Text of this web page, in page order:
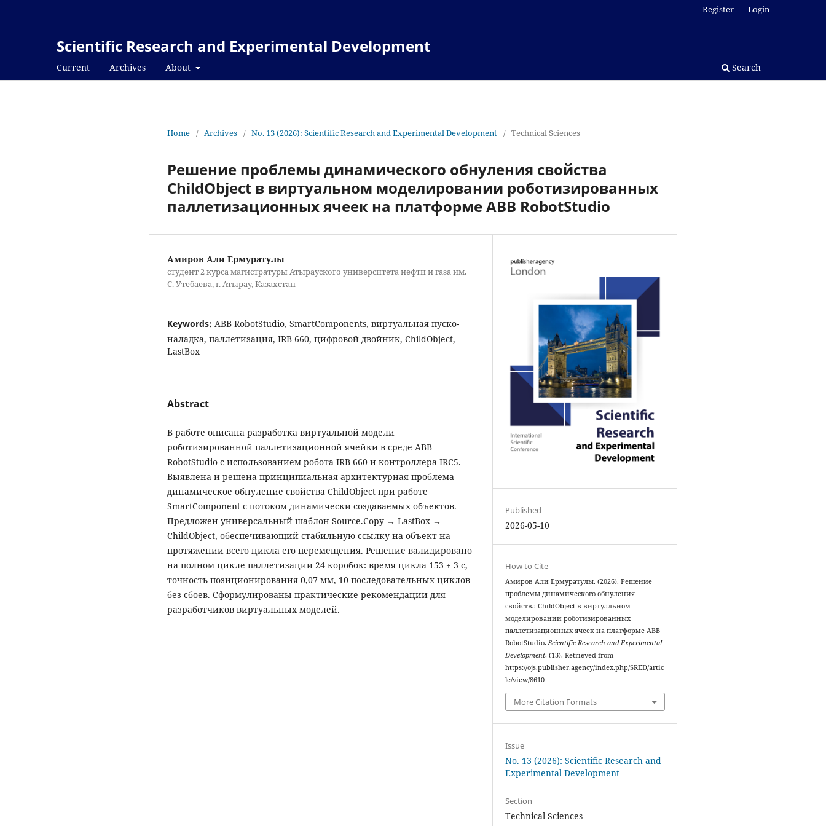
Scientific Research and Experimental Development
Current Archives About Search
Register Login
Home / Archives / No. 13 (2026): Scientific Research and Experimental Development / Technical Sciences
Решение проблемы динамического обнуления свойства
ChildObject в виртуальном моделировании роботизированных
паллетизационных ячеек на платформе ABB RobotStudio
Амиров Али Ермуратулы
студент 2 курса магистратуры Атырауского университета нефти и газа им.
С. Утебаева, г. Атырау, Казахстан
Keywords: ABB RobotStudio, SmartComponents, виртуальная пуско-
наладка, паллетизация, IRB 660, цифровой двойник, ChildObject,
LastBox
Abstract
В работе описана разработка виртуальной модели
роботизированной паллетизационной ячейки в среде ABB
RobotStudio с использованием робота IRB 660 и контроллера IRC5.
Выявлена и решена принципиальная архитектурная проблема —
динамическое обнуление свойства ChildObject при работе
SmartComponent с потоком динамически создаваемых объектов.
Предложен универсальный шаблон Source.Copy → LastBox →
ChildObject, обеспечивающий стабильную ссылку на объект на
протяжении всего цикла его перемещения. Решение валидировано
на полном цикле паллетизации 24 коробок: время цикла 153 ± 3 с,
точность позиционирования 0,07 мм, 10 последовательных циклов
без сбоев. Сформулированы практические рекомендации для
разработчиков виртуальных моделей.
Published
2026-05-10
How to Cite
Амиров Али Ермуратулы. (2026). Решение
проблемы динамического обнуления
свойства ChildObject в виртуальном
моделировании роботизированных
паллетизационных ячеек на платформе ABB
RobotStudio.Scientific Research and Experimental
Development, (13). Retrieved from
https://ojs.publisher.agency/index.php/SRED/artic
le/view/8610
More Citation Formats
Issue
No. 13 (2026): Scientific Research and
Experimental Development
Section
Technical Sciences